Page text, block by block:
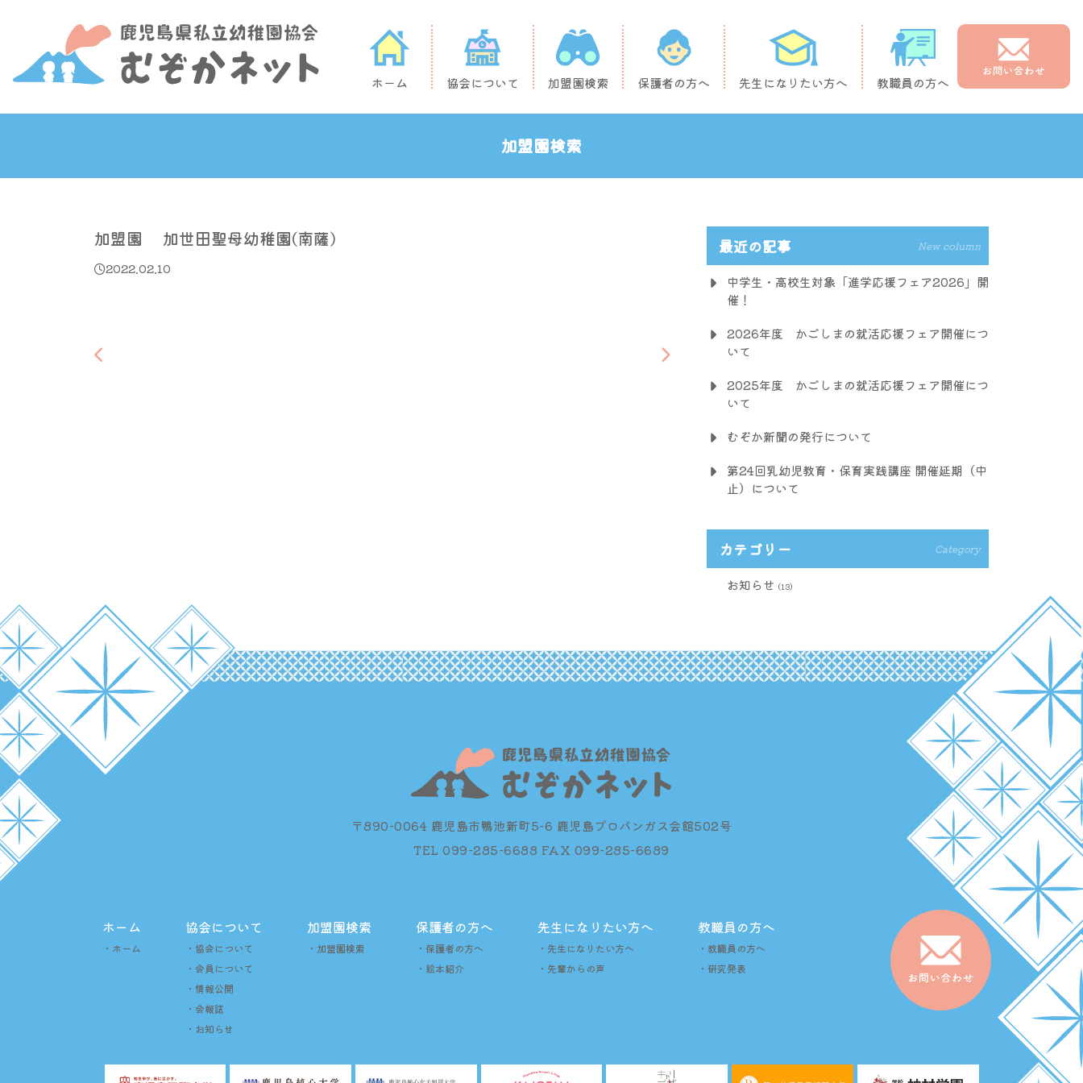
ホーム 協会について 加盟園検索 保護者の方へ 先生になりたい方へ 教職員の方へ
加盟園検索
加盟園 加世田聖母幼稚園(南薩)
2022.02.10
最近の記事 New column
中学生・高校生対象「進学応援フェア2026」開
催！
2026年度 かごしまの就活応援フェア開催につ
いて
2025年度 かごしまの就活応援フェア開催につ
いて
むぞか新聞の発行について
第24回乳幼児教育・保育実践講座 開催延期（中
止）について
カテゴリー Category
お知らせ (13)
〒890-0064 鹿児島市鴨池新町5-6 鹿児島プロパンガス会館502号
TEL 099-285-6688 FAX 099-285-6689
ホーム
・ホーム
協会について
・協会について
・会員について
・情報公開
・会報誌
・お知らせ
加盟園検索
・加盟園検索
保護者の方へ
・保護者の方へ
・絵本紹介
先生になりたい方へ
・先生になりたい方へ
・先輩からの声
教職員の方へ
・教職員の方へ
・研究発表